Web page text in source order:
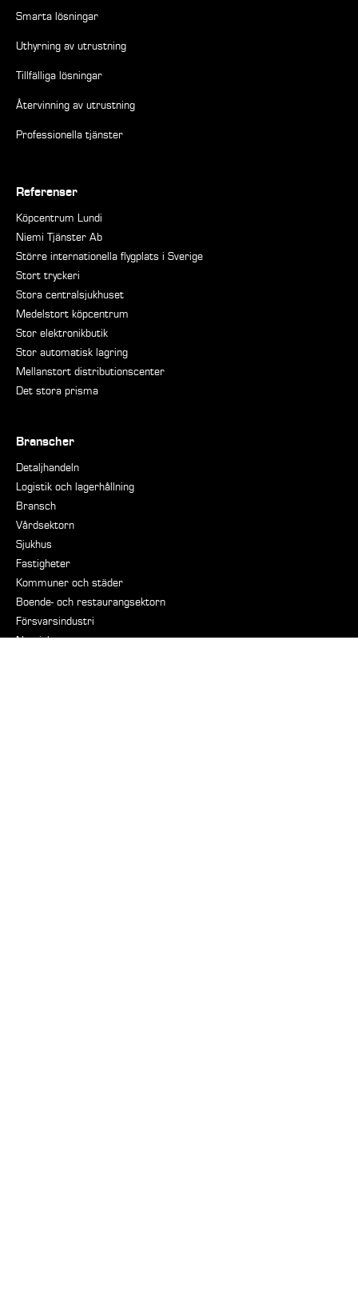
Smarta lösningar
Uthyrning av utrustning
Tillfälliga lösningar
Återvinning av utrustning
Professionella tjänster
Referenser
Köpcentrum Lundi
Niemi Tjänster Ab
Större internationella flygplats i Sverige
Stort tryckeri
Stora centralsjukhuset
Medelstort köpcentrum
Stor elektronikbutik
Stor automatisk lagring
Mellanstort distributionscenter
Det stora prisma
Branscher
Detaljhandeln
Logistik och lagerhållning
Bransch
Vårdsektorn
Sjukhus
Fastigheter
Kommuner och städer
Boende- och restaurangsektorn
Försvarsindustri
Nautiska